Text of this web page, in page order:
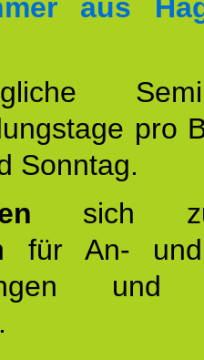
aus
pro
Sonntag.
sich
für An-
und